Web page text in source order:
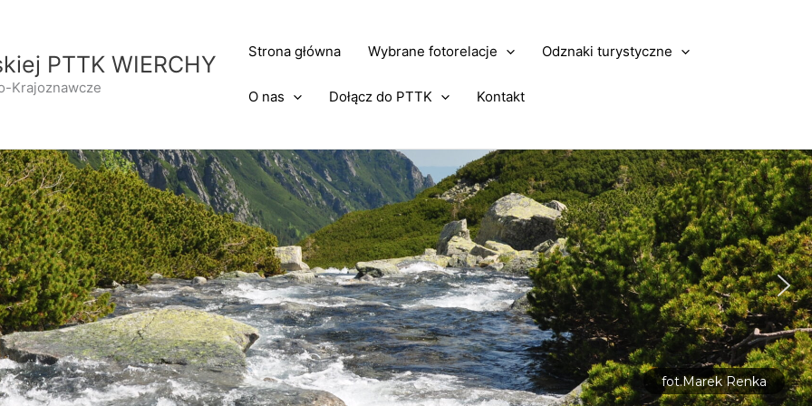
PTTK WIERCHY
Krajoznawcze
Strona główna Wybrane fotorelacje Odznaki turystyczne
O nas Dołącz do PTTK Kontakt
fot.Marek Renka